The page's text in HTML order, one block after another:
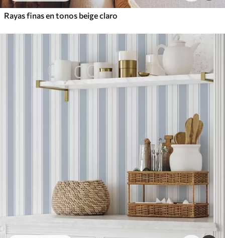
Rayas finas en tonos beige claro